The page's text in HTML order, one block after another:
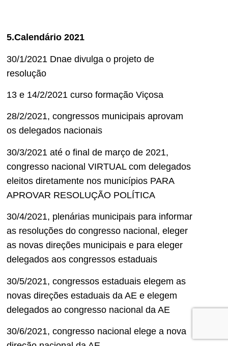
5.Calendário 2021
30/1/2021 Dnae divulga o projeto de
resolução
13 e 14/2/2021 curso formação Viçosa
28/2/2021, congressos municipais aprovam
os delegados nacionais
30/3/2021 até o final de março de 2021,
congresso nacional VIRTUAL com delegados
eleitos diretamente nos municípios PARA
APROVAR RESOLUÇÃO POLÍTICA
30/4/2021, plenárias municipais para informar
as resoluções do congresso nacional, eleger
as novas direções municipais e para eleger
delegados aos congressos estaduais
30/5/2021, congressos estaduais elegem as
novas direções estaduais da AE e elegem
delegados ao congresso nacional da AE
30/6/2021, congresso nacional elege a nova